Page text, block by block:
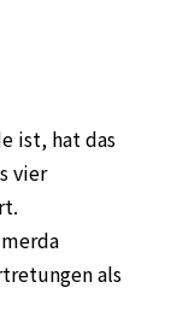
ist, hat das
vier
als